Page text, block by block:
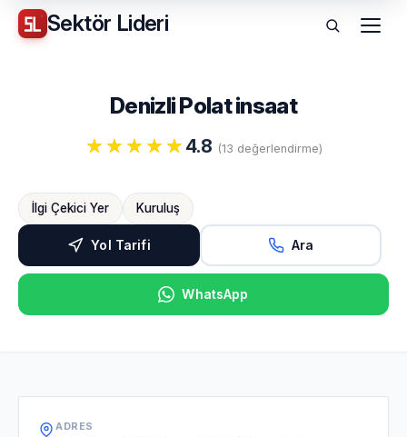
Sektör Lideri Menü
Denizli Polat insaat
4.8 (13 değerlendirme)
İlgi Çekici Yer Kuruluş
Yol Tarifi Ara
WhatsApp
ADRES